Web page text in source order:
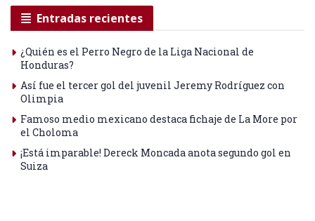
Entradas recientes
¿Quién es el Perro Negro de la Liga Nacional de
Honduras?
Así fue el tercer gol del juvenil Jeremy Rodríguez con
Olimpia
Famoso medio mexicano destaca fichaje de La More por
el Choloma
¡Está imparable! Dereck Moncada anota segundo gol en
Suiza